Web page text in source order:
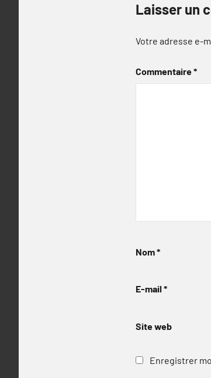
Laisser un
Votre adresse e-
Commentaire*
Nom*
E-mail *
Site web
Enregistrer